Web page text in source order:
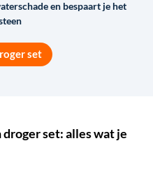
en bespaart je het
set
set: alles wat je